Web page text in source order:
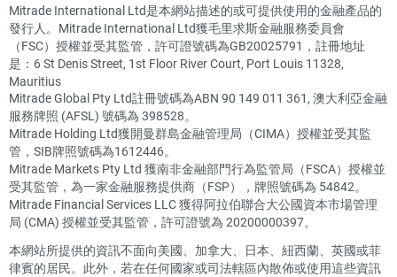
Mitrade International Ltd是本網站描述的或可提供使用的金融產品的
發行人。Mitrade International Ltd獲毛里求斯金融服務委員會
（FSC）授權並受其監管，許可證號碼為GB20025791，註冊地址
是：6 St Denis Street, 1st Floor River Court, Port Louis 11328,
Mauritius
Mitrade Global Pty Ltd註冊號碼為ABN 90 149 011 361, 澳大利亞金融
服務牌照 (AFSL) 號碼為 398528。
Mitrade Holding Ltd獲開曼群島金融管理局（CIMA）授權並受其監
管，SIB牌照號碼為1612446。
Mitrade Markets Pty Ltd 獲南非金融部門行為監管局（FSCA）授權並
受其監管，為一家金融服務提供商（FSP），牌照號碼為 54842。
Mitrade Financial Services LLC 獲得阿拉伯聯合大公國資本市場管理
局 (CMA) 授權並受其監管，許可證號為 20200000397。
本網站所提供的資訊不面向美國、加拿大、日本、紐西蘭、英國或菲
律賓的居民。此外，若在任何國家或司法轄區內散佈或使用這些資訊